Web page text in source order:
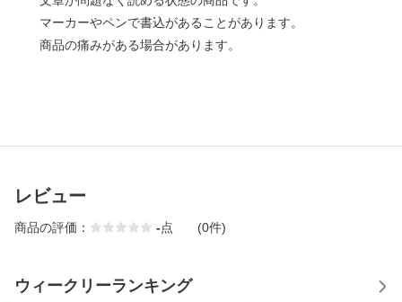
マーカーやペンで書込があることがあります。
商品の痛みがある場合があります。
レビュー
商品の評価： -点 (0件)
ウィークリーランキング